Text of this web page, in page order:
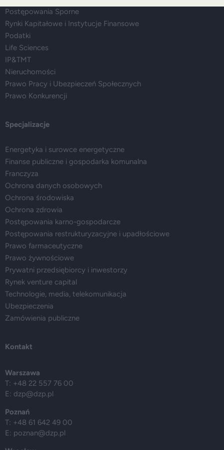
Postępowania Sporne
Rynki Kapitałowe i Instytucje Finansowe
Podatki
Life Sciences
IP&TMT
Nieruchomości
Prawo Pracy i Ubezpieczeń Społecznych
Prawo Konkurencji
Specjalizacje
Energetyka i surowce energetyczne
Finanse publiczne i gospodarka komunalna
Franczyza
Ochrona danych osobowych
Ochrona środowiska
Ochrona zdrowia
Postępowania karno-gospodarcze
Postępowania restrukturyzacyjne i upadłościowe
Prawo farmaceutyczne
Prawo żywnościowe
Prywatni przedsiębiorcy i inwestorzy
Rynek venture capital
Technologie, media, telekomunikacja
Ubezpieczenia
Zamówienia publiczne
Kontakt
Warszawa
T: +48 22 557 76 00
E: dzp@dzp.pl
Poznań
T: +48 61 642 49 00
E: poznan@dzp.pl